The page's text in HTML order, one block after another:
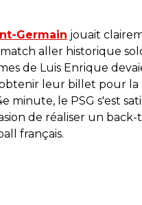
Germain jouait
match aller historique
de Luis Enrique
leur billet pour la
minute, le PSG s'est
de réaliser un back-
français.